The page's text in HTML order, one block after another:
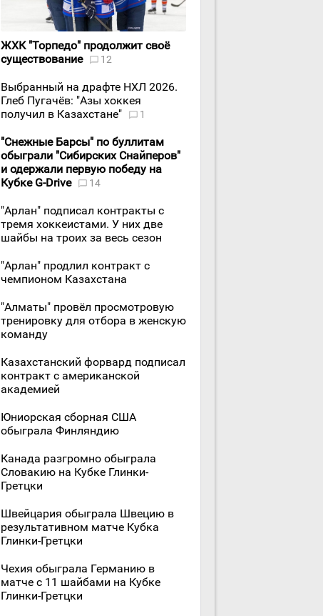
ЖХК "Торпедо" продолжит своё
существование
12
Выбранный на драфте НХЛ 2026.
Глеб Пугачёв: "Азы хоккея
получил в Казахстане"
1
"Снежные Барсы" по буллитам
обыграли "Сибирских Снайперов"
и одержали первую победу на
Кубке G-Drive
14
"Арлан" подписал контракты с
тремя хоккеистами. У них две
шайбы на троих за весь сезон
"Арлан" продлил контракт с
чемпионом Казахстана
"Алматы" провёл просмотровую
тренировку для отбора в женскую
команду
Казахстанский форвард подписал
контракт с американской
академией
Юниорская сборная США
обыграла Финляндию
Канада разгромно обыграла
Словакию на Кубке Глинки-
Гретцки
Швейцария обыграла Швецию в
результативном матче Кубка
Глинки-Гретцки
Чехия обыграла Германию в
матче с 11 шайбами на Кубке
Глинки-Гретцки